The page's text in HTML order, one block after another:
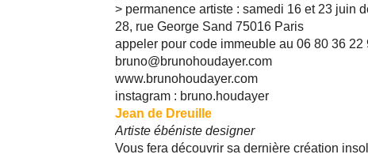
> permanence artiste : samedi 16 et 23 juin
28, rue George Sand 75016 Paris
appeler pour code immeuble au 06 80 36 22
bruno@brunohoudayer.com
www.brunohoudayer.com
instagram : bruno.houdayer
Jean de Dreuille
Artiste ébéniste designer
Vous fera découvrir sa dernière création